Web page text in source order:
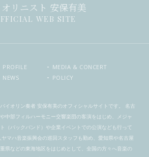
リニスト 安保有美
WEB SITE
PROFILE
MEDIA & CONCERT
NEWS POLICY
イオリン奏者 安保有美のオフィシャルサイトです。 名古
中部フィルハーモニー交響楽団の客演をはじめ、メジャ
（バックバンド）や企業イベントでの公演なども行って
マハ音楽振興会の巡回スタッフも勤め、愛知県や名古屋
県などの東海地区をはじめとして、全国の方々へ音楽の